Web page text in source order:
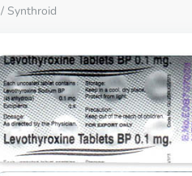
/ Synthroid